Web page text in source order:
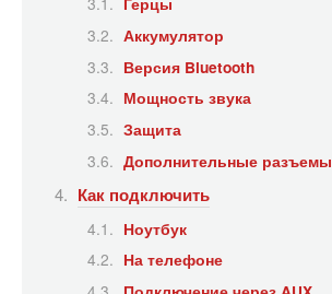
Аккумулятор
Версия Bluetooth
Мощность звука
Защита
Дополнительные разъемы
Как подключить
Ноутбук
На телефоне